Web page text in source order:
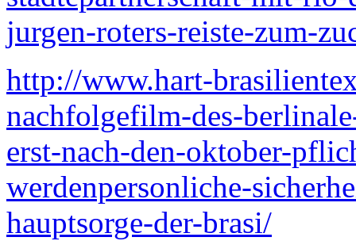
jurgen-roters-reiste-zum-
http://www.hart-
nachfolgefilm-des-
erst-nach-den-oktober-
werdenpersonliche-
hauptsorge-der-brasi/